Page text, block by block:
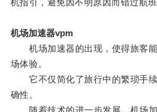
机指引，避免因不明原因而错过航班
机场加速器vpm
机场加速器的出现，使得旅客能
场体验。
它不仅简化了旅行中的繁琐手续
确性。